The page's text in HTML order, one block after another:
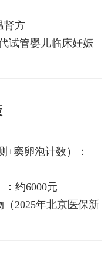
肾方
试管婴儿临床妊娠
+窦卵泡计数）：
：约6000元
2025年北京医保新